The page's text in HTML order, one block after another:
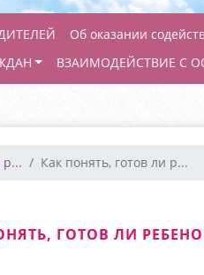
Об оказании
ВЗАИМОДЕЙСТВИЕ С
р... Как понять, готов ли р...
ГОТОВ ЛИ